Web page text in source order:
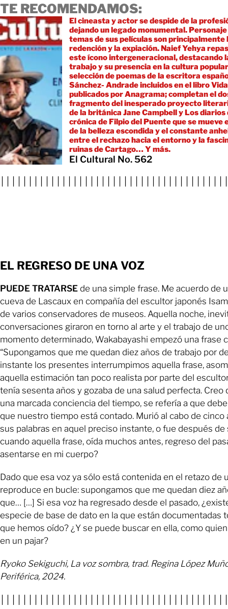
TE RECOMENDAMOS:
El cineasta y actor se despide de la
dejando un legado monumental.
temas de sus películas son principalmente
redención y la expiación. Naief Yehya
este ícono intergeneracional, destacando
trabajo y su presencia en la cultura
selección de poemas de la escritora
Sánchez- Andrade incluidos en el libro
publicados por Anagrama; completan el
fragmento del inesperado proyecto
de la británica Jane Campbell y Los diarios
crónica de Filpio del Puente que se mueve
de la belleza escondida y el constante
entre el rechazo hacia el entorno y la
ruinas de Cartago… Y más.
El Cultural No. 562
EL REGRESO DE UNA VOZ
PUEDE TRATARSE de una simple frase. Me acuerdo de
cueva de Lascaux en compañía del escultor japonés
de varios conservadores de museos. Aquella noche,
conversaciones giraron en torno al arte y el trabajo de
momento determinado, Wakabayashi empezó una frase
“Supongamos que me quedan diez años de trabajo por
instante los presentes interrumpimos aquella frase,
aquella estimación tan poco realista por parte del
tenía sesenta años y gozaba de una salud perfecta. Creo
una marcada conciencia del tiempo, se refería a que
que nuestro tiempo está contado. Murió al cabo de cinco
sus palabras en aquel preciso instante, o fue después
cuando aquella frase, oída muchos antes, regreso del
asentarse en mi cuerpo?
Dado que esa voz ya sólo está contenida en el retazo de
reproduce en bucle: supongamos que me quedan diez
que… […] Si esa voz ha regresado desde el pasado,
especie de base de dato en la que están documentadas
que hemos oído? ¿Y se puede buscar en ella, como
en un pajar?
Ryoko Sekiguchi, La voz sombra, trad. Regina López
Periférica, 2024.